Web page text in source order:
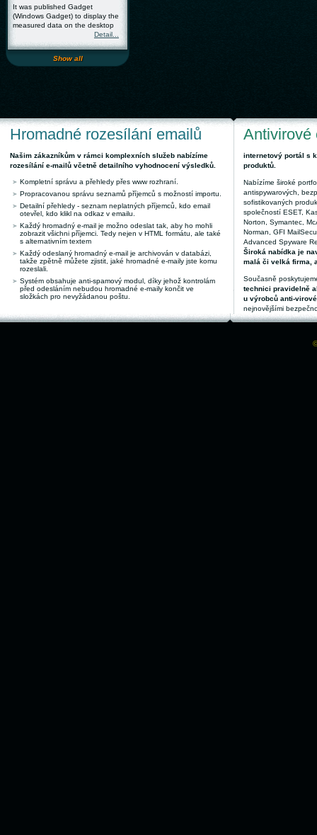
It was published Gadget
(Windows Gadget) to display the
measured data on the desktop
Detail...
Show all
Hromadné rozesílání emailů
Našim zákazníkům v rámci komplexních služeb nabízíme
rozesílání e-mailů včetně detailního vyhodnocení výsledků.
Kompletní správu a přehledy přes www rozhraní.
Propracovanou správu seznamů příjemců s možností importu.
Detailní přehledy - seznam neplatných příjemců, kdo email
otevřel, kdo klikl na odkaz v emailu.
Každý hromadný e-mail je možno odeslat tak, aby ho mohli
zobrazit všichni příjemci. Tedy nejen v HTML formátu, ale také
s alternativním textem
Každý odeslaný hromadný e-mail je archivován v databázi,
takže zpětně můžete zjistit, jaké hromadné e-maily jste komu
rozeslali.
Systém obsahuje anti-spamový modul, díky jehož kontrolám
před odesláním nebudou hromadné e-maily končit ve
složkách pro nevyžádanou poštu.
Antivirové
internetový portál s
produktů.
Nabízíme široké
antispywarových,
sofistikovaných
společností ESET,
Norton, Symantec,
Norman, GFI
Advanced Spyware
Široká nabídka je
malá či velká firma,
Současně
technici pravidelně
u výrobců anti-
nejnovějšími